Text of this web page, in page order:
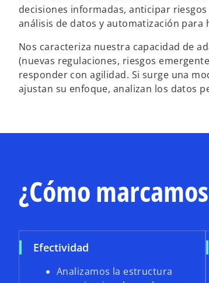
decisiones informadas, anticipar
análisis de datos y automatización
Nos caracteriza nuestra capacidad de
(nuevas regulaciones, riesgos
responder con agilidad. Si surge una
ajustan su enfoque, analizan los datos
¿Cómo
Efectividad
Analizamos la estructura